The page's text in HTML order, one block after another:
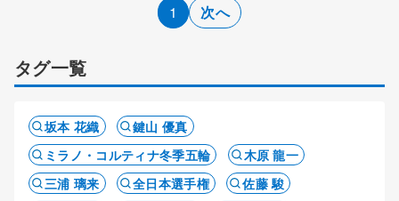
1 次へ
タグ一覧
坂本 花織
鍵山 優真
ミラノ・コルティナ冬季五輪
木原 龍一
三浦 璃来
全日本選手権
佐藤 駿